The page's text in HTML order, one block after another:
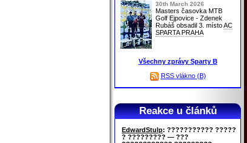
30th March 2026
Masters časovka MTB
Golf Ejpovice - Zdenek
Rubáš obsadil 3. místoAC
SPARTA PRAHA
Všechny zprávy Sparty B
RSS vlákno (B)
Reakce u článků
EdwardStulp: ??????????? ?????
? ????????? — ???